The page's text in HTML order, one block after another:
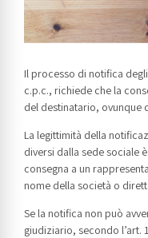
Il processo di notifica
c.p.c., richiede che la
del destinatario, ovunque
La legittimità della
diversi dalla sede sociale
consegna a un
nome della società o
Se la notifica non può
giudiziario, secondo l’art.